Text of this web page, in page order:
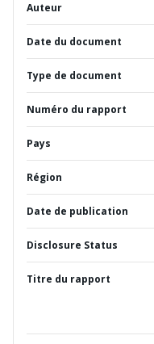
Auteur
Date du document
Type de document
Numéro du rapport
Pays
Région
Date de publication
Disclosure Status
Titre du rapport